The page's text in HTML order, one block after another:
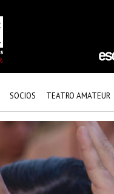
SOCIOS
TEATRO AMATEUR